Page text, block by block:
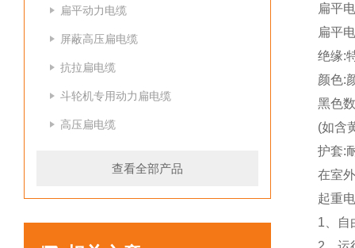
扁平动力电缆
屏蔽高压扁电缆
抗拉扁电缆
斗轮机专用动力扁电缆
高压扁电缆
查看全部产品
扁平
扁平
绝缘:
颜色:
黑色
(如含
护套:
在室
起重
1、自